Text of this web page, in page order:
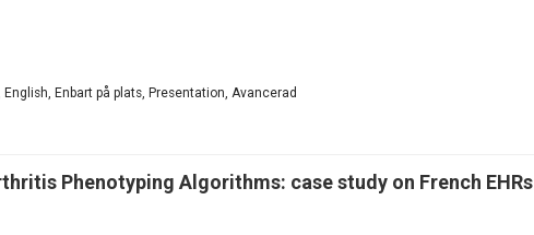
Enbart på plats, Presentation, Avancerad
Phenotyping Algorithms: case study on French EHRs